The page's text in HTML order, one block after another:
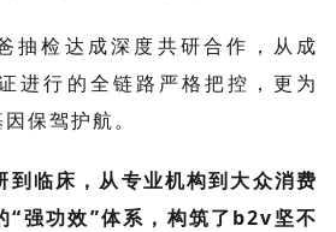
抽检达成深度共研合作，从成
进行的全链路严格把控，更为
保驾护航。
到临床，从专业机构到大众消费
“强功效”体系，构筑了b2v坚不